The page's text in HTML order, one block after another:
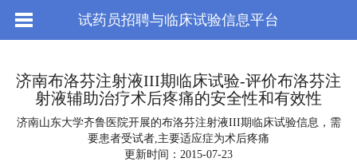
试药员招聘与临床试验信息平台
济南布洛芬注射液III期临床试验-评价布洛芬注
射液辅助治疗术后疼痛的安全性和有效性
济南山东大学齐鲁医院开展的布洛芬注射液III期临床试验信息，需
要患者受试者,主要适应症为术后疼痛
更新时间：2015-07-23